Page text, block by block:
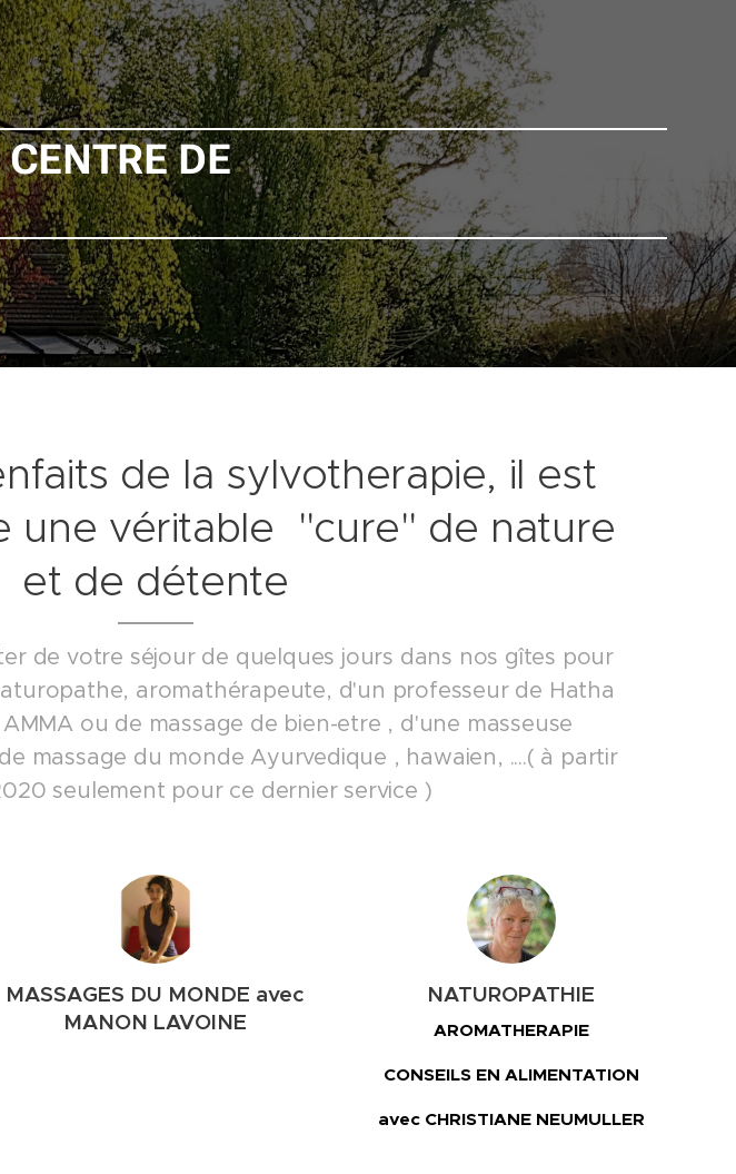
CENTRE DE
de la sylvotherapie, il est
une véritable "cure" de nature
et de détente
de votre séjour de quelques jours dans nos gîtes pour
aromathérapeute, d'un professeur de Hatha
ou de massage de bien-etre , d'une masseuse
massage du monde Ayurvedique , hawaien, ....( à partir
seulement pour ce dernier service )
MASSAGES DU MONDE avec
MANON LAVOINE
NATUROPATHIE
AROMATHERAPIE
CONSEILS EN ALIMENTATION
avec CHRISTIANE NEUMULLER